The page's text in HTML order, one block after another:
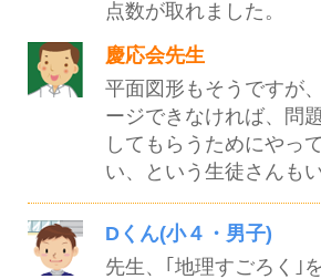
点数が取れました。
慶応会先生
平面図形もそうですが
ージできなければ、問
してもらうためにやっ
い、という生徒さんも
Dくん(小４・男子)
先生、｢地理すごろく｣